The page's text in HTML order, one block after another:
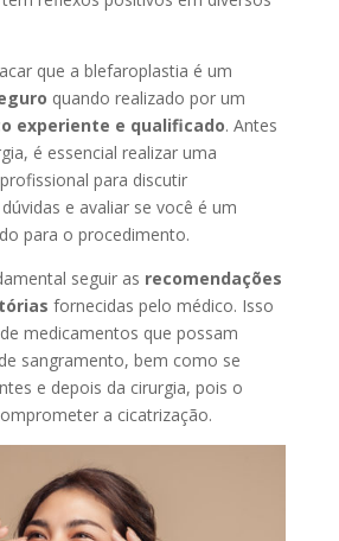
que a blefaroplastia é um
quando realizado por um
experiente e qualificado. Antes
é essencial realizar uma
para discutir
e avaliar se você é um
para o procedimento.
seguir as recomendações
fornecidas pelo médico. Isso
medicamentos que possam
sangramento, bem como se
e depois da cirurgia, pois o
a cicatrização.